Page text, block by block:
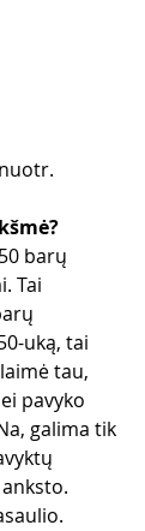
barų
Tai
uką, tai
tau,
pavyko
galima tik